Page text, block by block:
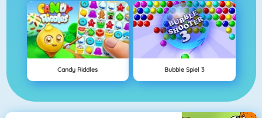
Candy Riddles Bubble Spiel 3